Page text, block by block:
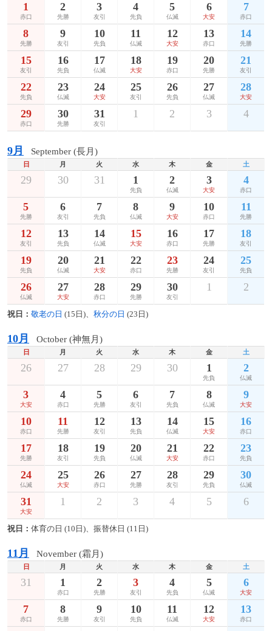
1
赤口
2
先勝
3
友引
4
先負
5
仏滅
6
大安
7
赤口
8
先勝
9
友引
10
先負
11
仏滅
12
大安
13
赤口
14
先勝
15
友引
16
先負
17
仏滅
18
大安
19
赤口
20
先勝
21
友引
22
先負
23
仏滅
24
大安
25
友引
26
先負
27
仏滅
28
大安
29
赤口
30
先勝
31
友引
1 2 3 4
9月 September (長月)
日 月 火 水 木 金 土
29 30 31 1
先負
2
仏滅
3
大安
4
赤口
5
先勝
6
友引
7
先負
8
仏滅
9
大安
10
赤口
11
先勝
12
友引
13
先負
14
仏滅
15
大安
16
赤口
17
先勝
18
友引
19
先負
20
仏滅
21
大安
22
赤口
23
先勝
24
友引
25
先負
26
仏滅
27
大安
28
赤口
29
先勝
30
友引
1 2
祝日： 敬老の日 (15日)、 秋分の日 (23日)
10月 October (神無月)
日 月 火 水 木 金 土
26 27 28 29 30 1
先負
2
仏滅
3
大安
4
赤口
5
先勝
6
友引
7
先負
8
仏滅
9
大安
10
赤口
11
先勝
12
友引
13
先負
14
仏滅
15
大安
16
赤口
17
先勝
18
友引
19
先負
20
仏滅
21
大安
22
赤口
23
先負
24
仏滅
25
大安
26
赤口
27
先勝
28
友引
29
先負
30
仏滅
31
大安
1 2 3 4 5 6
祝日： 体育の日 (10日)、振替休日 (11日)
11月 November (霜月)
日 月 火 水 木 金 土
31 1
赤口
2
先勝
3
友引
4
先負
5
仏滅
6
大安
7
赤口
8
先勝
9
友引
10
先負
11
仏滅
12
大安
13
赤口